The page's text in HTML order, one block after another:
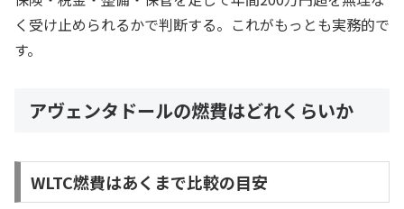
く受け止められるかで判断する。これがもっとも実務的で
す。
アヴェンタドールの燃費はどれくらいか
WLTC燃費はあくまで比較の目安